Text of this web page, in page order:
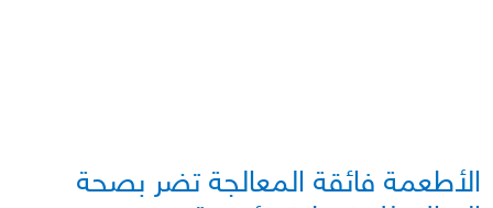
الأطعمة فائقة المعالجة تضر بصحة